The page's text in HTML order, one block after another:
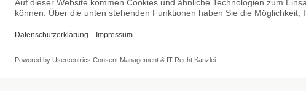
Cookie-Einstellungen